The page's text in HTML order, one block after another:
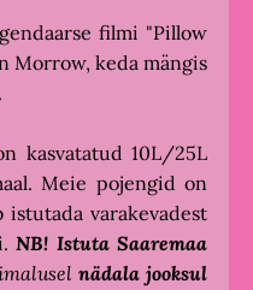
filmi "Pillow
Morrow, keda mängis
kasvatatud 10L/25L
Meie pojengid on
varakevadest
NB! IstutaSaaremaa
nädala jooksul